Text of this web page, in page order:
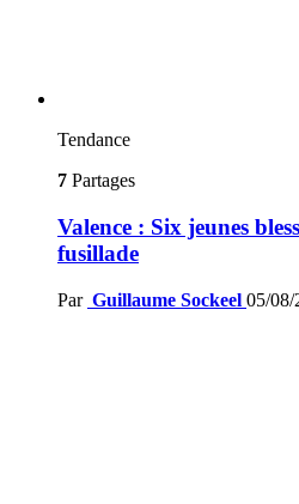
Tendance
7 Partages
Valence : Six jeunes
fusillade
Par Guillaume Sockeel 05/08/